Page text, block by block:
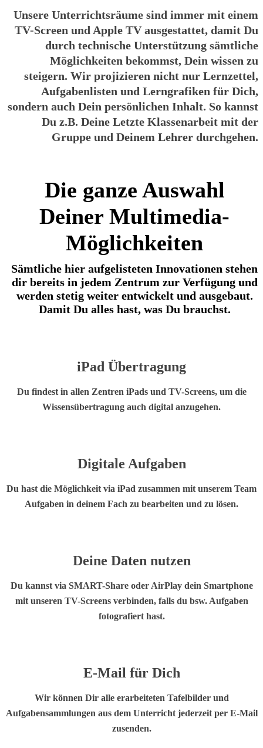
Unsere Unterrichtsräume sind immer mit einem
TV-Screen und Apple TV ausgestattet, damit Du
durch technische Unterstützung sämtliche
Möglichkeiten bekommst, Dein wissen zu
steigern. Wir projizieren nicht nur Lernzettel,
Aufgabenlisten und Lerngrafiken für Dich,
sondern auch Dein persönlichen Inhalt. So kannst
Du z.B. Deine Letzte Klassenarbeit mit der
Gruppe und Deinem Lehrer durchgehen.
Die ganze Auswahl
Deiner Multimedia-
Möglichkeiten
Sämtliche hier aufgelisteten Innovationen stehen
dir bereits in jedem Zentrum zur Verfügung und
werden stetig weiter entwickelt und ausgebaut.
Damit Du alles hast, was Du brauchst.
iPad Übertragung
Du findest in allen Zentren iPads und TV-Screens, um die
Wissensübertragung auch digital anzugehen.
Digitale Aufgaben
Du hast die Möglichkeit via iPad zusammen mit unserem Team
Aufgaben in deinem Fach zu bearbeiten und zu lösen.
Deine Datennutzen
Du kannst via SMART-Share oder AirPlay dein Smartphone
mit unseren TV-Screens verbinden, falls du bsw. Aufgaben
fotografiert hast.
E-Mailfür Dich
Wir können Dir alle erarbeiteten Tafelbilder und
Aufgabensammlungen aus dem Unterricht jederzeit per E-Mail
zusenden.